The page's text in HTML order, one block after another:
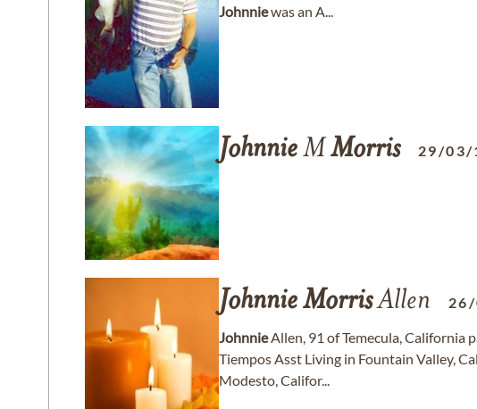
Johnniewas an A...
JohnnieM Morris 29/03/
JohnnieMorrisAllen
JohnnieAllen, 91 of Temecula, California
Tiempos Asst Living in Fountain Valley,
Modesto, Califor...